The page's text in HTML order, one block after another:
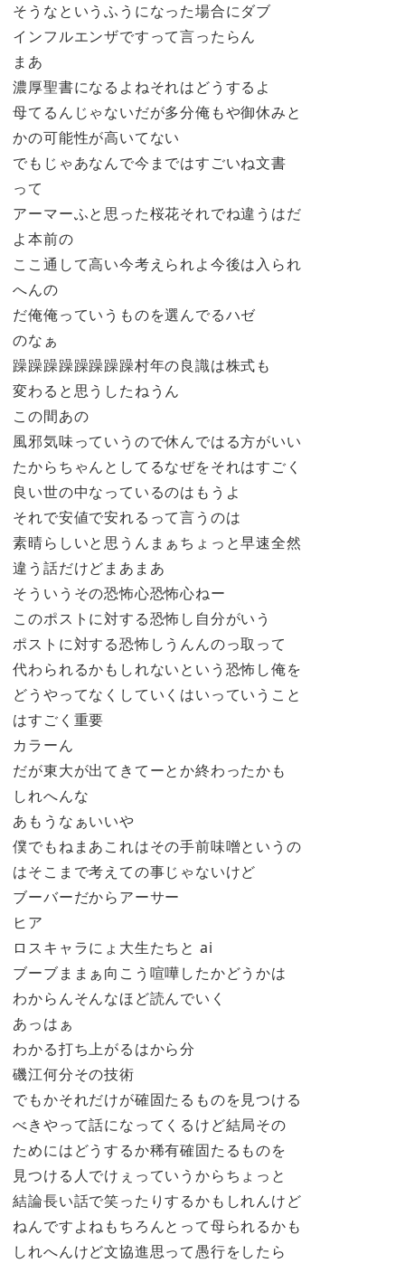
そうなというふうになった場合にダブ
インフルエンザですって言ったらん
まあ
濃厚聖書になるよねそれはどうするよ
母てるんじゃないだが多分俺もや御休みと
かの可能性が高いてない
でもじゃあなんで今まではすごいね文書
って
アーマーふと思った桜花それでね違うはだ
よ本前の
ここ通して高い今考えられよ今後は入られ
へんの
だ俺俺っていうものを選んでるハゼ
のなぁ
躁躁躁躁躁躁躁躁村年の良識は株式も
変わると思うしたねうん
この間あの
風邪気味っていうので休んではる方がいい
たからちゃんとしてるなぜをそれはすごく
良い世の中なっているのはもうよ
それで安値で安れるって言うのは
素晴らしいと思うんまぁちょっと早速全然
違う話だけどまあまあ
そういうその恐怖心恐怖心ねー
このポストに対する恐怖し自分がいう
ポストに対する恐怖しうんんのっ取って
代わられるかもしれないという恐怖し俺を
どうやってなくしていくはいっていうこと
はすごく重要
カラーん
だが東大が出てきてーとか終わったかも
しれへんな
あもうなぁいいや
僕でもねまあこれはその手前味噌というの
はそこまで考えての事じゃないけど
ブーバーだからアーサー
ヒア
ロスキャラにょ大生たちと ai
ブーブままぁ向こう喧嘩したかどうかは
わからんそんなほど読んでいく
あっはぁ
わかる打ち上がるはから分
磯江何分その技術
でもかそれだけが確固たるものを見つける
べきやって話になってくるけど結局その
ためにはどうするか稀有確固たるものを
見つける人でけぇっていうからちょっと
結論長い話で笑ったりするかもしれんけど
ねんですよねもちろんとって母られるかも
しれへんけど文協進思って愚行をしたら